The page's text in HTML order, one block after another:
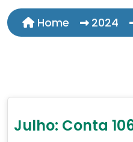
Home 2024
Julho: Conta